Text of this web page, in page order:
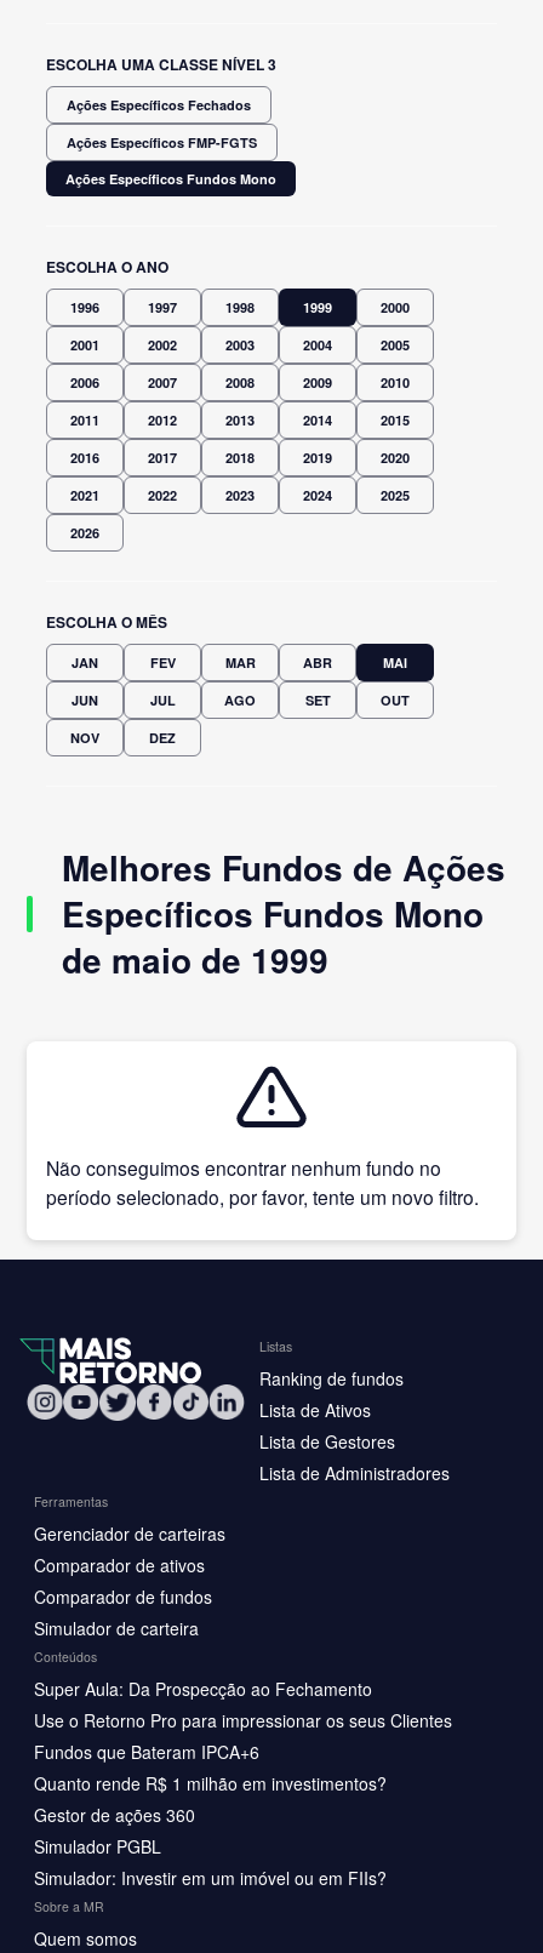
ESCOLHA UMA CLASSE NÍVEL 3
Ações Específicos Fechados
Ações Específicos FMP-FGTS
Ações Específicos Fundos Mono
ESCOLHA O ANO
1996 1997 1998 1999 2000
2001 2002 2003 2004 2005
2006 2007 2008 2009 2010
2011 2012 2013 2014 2015
2016 2017 2018 2019 2020
2021 2022 2023 2024 2025
2026
ESCOLHA O MÊS
JAN FEV MAR ABR MAI
JUN JUL AGO SET OUT
NOV DEZ
Melhores Fundos de Ações
Específicos Fundos Mono
de maio de 1999
Não conseguimos encontrar nenhum fundo no
período selecionado, por favor, tente um novo filtro.
Listas
Ranking de fundos
Lista de Ativos
Lista de Gestores
Lista de Administradores
Ferramentas
Gerenciador de carteiras
Comparador de ativos
Comparador de fundos
Simulador de carteira
Conteúdos
Super Aula: Da Prospecção ao Fechamento
Use o Retorno Pro para impressionar os seus Clientes
Fundos que Bateram IPCA+6
Quanto rende R$ 1 milhão em investimentos?
Gestor de ações 360
Simulador PGBL
Simulador: Investir em um imóvel ou em FIIs?
Sobre a MR
Quem somos